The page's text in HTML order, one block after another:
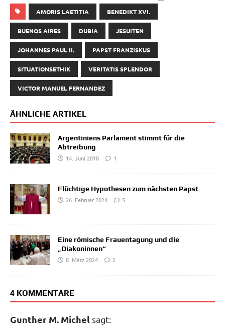
AMORIS LAETITIA BENEDIKT XVI.
BUENOS AIRES DUBIA JESUITEN
JOHANNES PAUL II. PAPST FRANZISKUS
SITUATIONSETHIK VERITATIS SPLENDOR
VICTOR MANUEL FERNANDEZ
ÄHNLICHE ARTIKEL
Argentiniens Parlament stimmt für die
Abtreibung
14. Juni 2018
1
Flüchtige Hypothesen zum nächsten Papst
26. Februar 2024
5
Eine römische Frauentagung und die
„Diakoninnen“
8. März 2024
2
4 KOMMENTARE
Gunther M. Michel sagt: